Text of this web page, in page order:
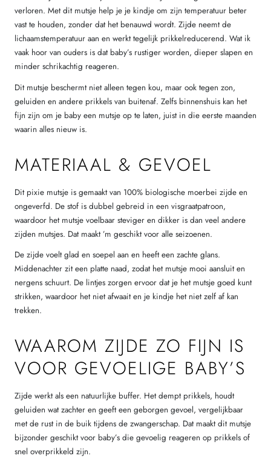
verloren. Met dit mutsje help je je kindje om zijn temperatuur beter
vast te houden, zonder dat het benauwd wordt. Zijde neemt de
lichaamstemperatuur aan en werkt tegelijk prikkelreducerend. Wat ik
vaak hoor van ouders is dat baby’s rustiger worden, dieper slapen en
minder schrikachtig reageren.
Dit mutsje beschermt niet alleen tegen kou, maar ook tegen zon,
geluiden en andere prikkels van buitenaf. Zelfs binnenshuis kan het
fijn zijn om je baby een mutsje op te laten, juist in die eerste maanden
waarin alles nieuw is.
MATERIAAL & GEVOEL
Dit pixie mutsje is gemaakt van 100% biologische moerbei zijde en
ongeverfd. De stof is dubbel gebreid in een visgraatpatroon,
waardoor het mutsje voelbaar steviger en dikker is dan veel andere
zijden mutsjes. Dat maakt ’m geschikt voor alle seizoenen.
De zijde voelt glad en soepel aan en heeft een zachte glans.
Middenachter zit een platte naad, zodat het mutsje mooi aansluit en
nergens schuurt. De lintjes zorgen ervoor dat je het mutsje goed kunt
strikken, waardoor het niet afwaait en je kindje het niet zelf af kan
trekken.
WAAROM ZIJDE ZO FIJN IS
VOOR GEVOELIGE BABY’S
Zijde werkt als een natuurlijke buffer. Het dempt prikkels, houdt
geluiden wat zachter en geeft een geborgen gevoel, vergelijkbaar
met de rust in de buik tijdens de zwangerschap. Dat maakt dit mutsje
bijzonder geschikt voor baby’s die gevoelig reageren op prikkels of
snel overprikkeld zijn.